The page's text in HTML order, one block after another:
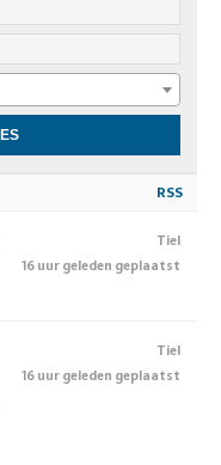
RSS
Tiel
16 uur geleden geplaatst
Tiel
16 uur geleden geplaatst